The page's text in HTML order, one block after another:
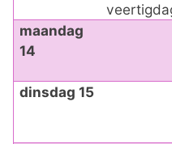
maandag
14
dinsdag 15